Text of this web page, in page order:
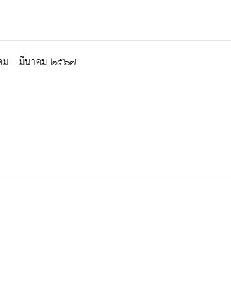
ม - มีนาคม ๒๕๖๗